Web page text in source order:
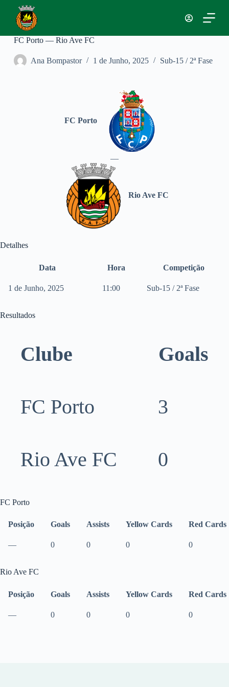
aFC Porto — Rio Ave FC
Ana Bompastor 1 de Junho, 2025 Sub-15 / 2ª Fase
FC Porto
—
Rio Ave FC
Detalhes
Data Hora Competição
1 de Junho, 2025 11:00 Sub-15 / 2ª Fase
Resultados
Clube Goals
FC Porto 3
Rio Ave FC 0
FC Porto
Posição Goals Assists Yellow Cards Red Cards
— 0 0 0 0
Rio Ave FC
Posição Goals Assists Yellow Cards Red Cards
— 0 0 0 0